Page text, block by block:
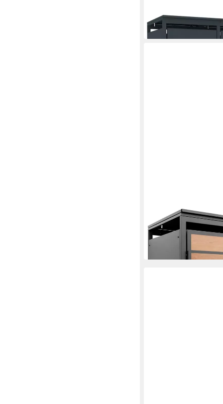
-50%
in 2-3 Werktagen bei dir
Anthrazit mit
593,90 € 899,95 €
-34%
in 2-3 Werktagen bei dir